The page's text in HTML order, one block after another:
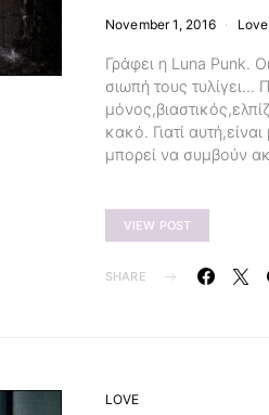
November 1, 2016
Γράφει η Luna Punk.
σιωπή τους τυλίγει…
κακό. Γιατί
μπορεί να συμβούν
VIEW POST
SHARE
LOVE